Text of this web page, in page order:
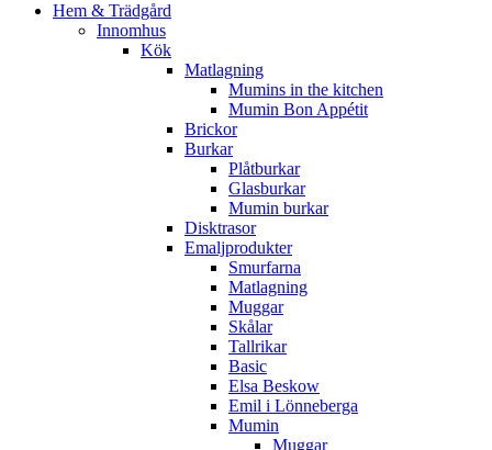
Hem & Trädgård
Innomhus
Kök
Matlagning
Mumins in the kitchen
Mumin Bon Appétit
Brickor
Burkar
Plåtburkar
Glasburkar
Mumin burkar
Disktrasor
Emaljprodukter
Smurfarna
Matlagning
Muggar
Skålar
Tallrikar
Basic
Elsa Beskow
Emil i Lönneberga
Mumin
Muggar